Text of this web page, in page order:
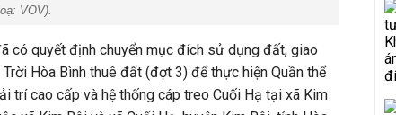
VOV).
có quyết định chuyển mục đích sử dụng đất, giao
Hòa Bình thuê đất (đợt 3) để thực hiện Quần thể
trí cao cấp và hệ thống cáp treo Cuối Hạ tại xã Kim